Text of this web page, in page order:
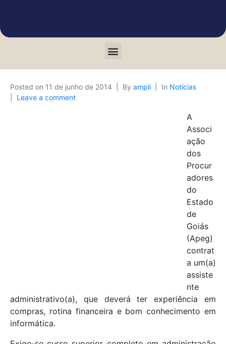
Posted on 11 de junho de 2014 By ampli In Notícias
Leave a comment
A
Associ
ação
dos
Procur
adores
do
Estado
de
Goiás
(Apeg)
contrat
a um(a)
assiste
nte
administrativo(a), que deverá ter experiência em
compras, rotina financeira e bom conhecimento em
informática.